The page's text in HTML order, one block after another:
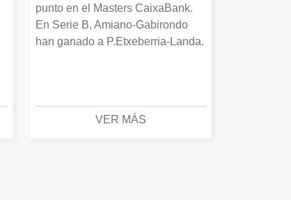
punto en el Masters CaixaBank.
En Serie B, Amiano-Gabirondo
han ganado a P.Etxeberria-Landa.
VER MÁS